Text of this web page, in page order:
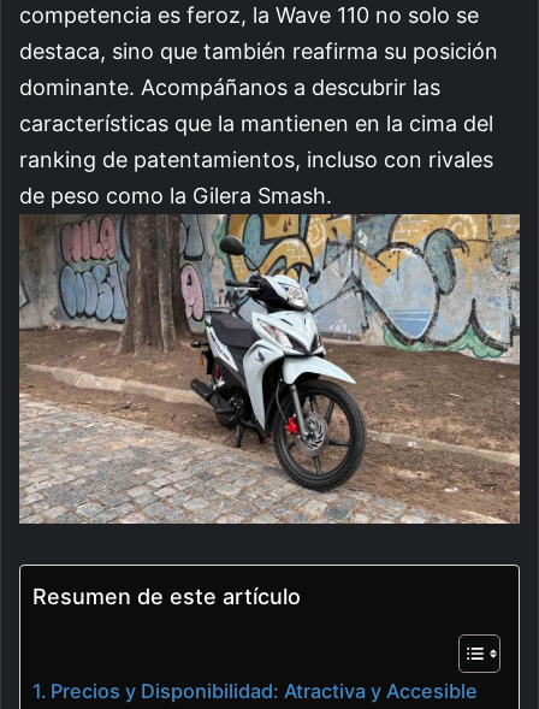
competencia es feroz, la Wave 110 no solo se
destaca, sino que también reafirma su posición
dominante. Acompáñanos a descubrir las
características que la mantienen en la cima del
ranking de patentamientos, incluso con rivales
de peso como la Gilera Smash.
Resumen de este artículo
Precios y Disponibilidad: Atractiva y Accesible